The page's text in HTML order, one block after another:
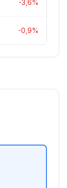
-3,6%
-0,9%